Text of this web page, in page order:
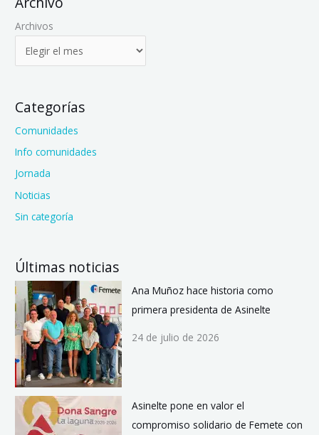
Archivos
Categorías
Comunidades
Info comunidades
Jornada
Noticias
Sin categoría
Últimas noticias
Ana Muñoz hace historia como
primera presidenta de Asinelte
24 de julio de 2026
Asinelte pone en valor el
compromiso solidario de Femete con